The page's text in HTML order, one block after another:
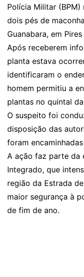
Polícia Militar (BPM)
dois pés de
Guanabara, em
Após receberem
planta estava
identificaram o
homem permitiu a
plantas no quintal
O suspeito foi
disposição das
foram
A ação faz parte da
Integrado, que
região da Estrada
maior segurança à
de fim de ano.